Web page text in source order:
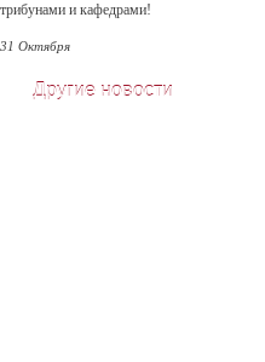
трибунами и кафедрами!
31 Октября
Другие новости